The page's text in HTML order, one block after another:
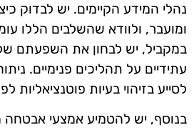
נהלי המידע הקיימים. יש לבדוק
ומועבר, ולוודא שהשלבים הללו
במקביל, יש לבחון את השפעתם של
עתידיים על תהליכים פנימיים.
לסייע בזיהוי בעיות
בנוסף, יש להטמיע אמצעי אבטחה